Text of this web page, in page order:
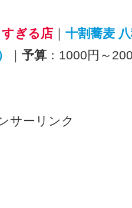
すぎる店 ｜ 十割蕎麦
｜ 予算 ：1000円～
サーリンク